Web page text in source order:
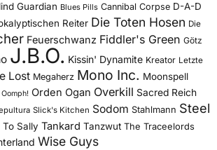
Guardian Blues Pills Cannibal Corpse D-A-D
Reiter Die Toten Hosen Die
Feuerschwanz Fiddler's Green Götz
J.B.O. Kissin' Dynamite Kreator Letzte
Lost Megaherz Mono Inc. Moonspell
Oomph! Orden Ogan Overkill Sacred Reich
Slick's Kitchen Sodom Stahlmann Steel
Sally Tankard Tanzwut The Traceelords
Wise Guys